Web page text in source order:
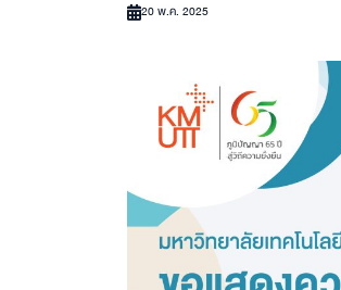
20 พ.ค. 2025